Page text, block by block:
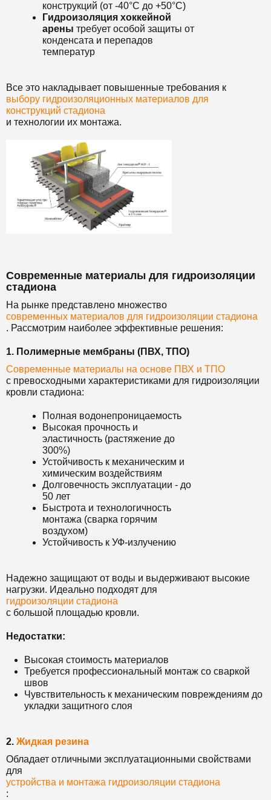
конструкций (от -40°C до +50°C)
Гидроизоляция хоккейной
арены требует особой защиты от
конденсата и перепадов
температур
Все это накладывает повышенные требования к
выбору гидроизоляционных материалов для
конструкций стадиона
и технологии их монтажа.
Современные материалы для гидроизоляции
стадиона
На рынке представлено множество
современных материалов для гидроизоляции стадиона
. Рассмотрим наиболее эффективные решения:
1. Полимерные мембраны (ПВХ, ТПО)
Современные материалы на основе ПВХ и ТПО
с превосходными характеристиками для гидроизоляции
кровли стадиона:
Полная водонепроницаемость
Высокая прочность и
эластичность (растяжение до
300%)
Устойчивость к механическим и
химическим воздействиям
Долговечность эксплуатации - до
50 лет
Быстрота и технологичность
монтажа (сварка горячим
воздухом)
Устойчивость к УФ-излучению
Надежно защищают от воды и выдерживают высокие
нагрузки. Идеально подходят для
гидроизоляции стадиона
с большой площадью кровли.
Недостатки:
Высокая стоимость материалов
Требуется профессиональный монтаж со сваркой
швов
Чувствительность к механическим повреждениям до
укладки защитного слоя
2. Жидкая резина
Обладает отличными эксплуатационными свойствами
для
устройства и монтажа гидроизоляции стадиона
: